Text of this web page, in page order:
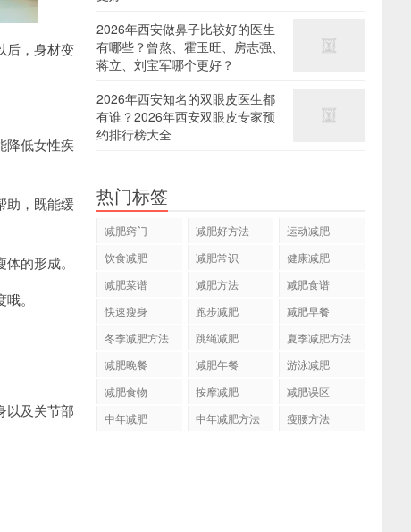
后，身材变
降低女性疾
助，既能缓
的形成。
。
以及关节部
2026年西安做鼻子比较好的医生
有哪些？曾熬、霍玉旺、房志强、
蒋立、刘宝军哪个更好？
2026年西安知名的双眼皮医生都
有谁？2026年西安双眼皮专家预
约排行榜大全
热门标签
减肥窍门 减肥好方法
运动减肥
饮食减肥
减肥常识
健康减肥
减肥菜谱
减肥方法
减肥食谱
快速瘦身
跑步减肥
减肥早餐
冬季减肥方法
跳绳减肥
夏季减肥方法
减肥晚餐
减肥午餐
游泳减肥
减肥食物
按摩减肥
减肥误区
中年减肥
中年减肥方法 瘦腰方法